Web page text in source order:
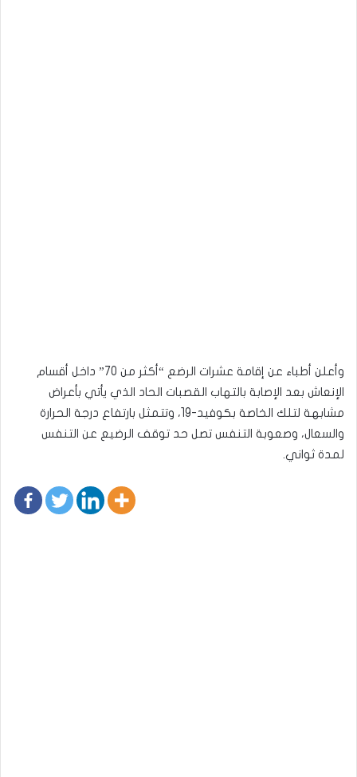
وأعلن أطباء عن إقامة عشرات الرضع “أكثر من 70” داخل أقسام
الإنعاش بعد الإصابة بالتهاب القصبات الحاد الذي يأتي بأعراض
مشابهة لتلك الخاصة بكوفيد-19، وتتمثل بارتفاع درجة الحرارة
والسعال، وصعوبة التنفس تصل حد توقف الرضيع عن التنفس
لمدة ثواني.